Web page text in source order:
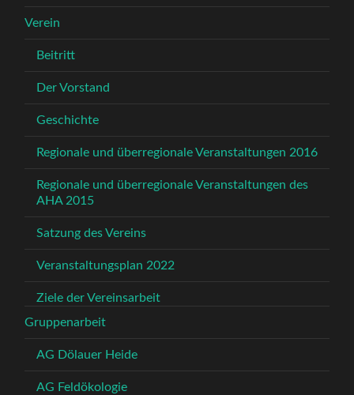
Verein
Beitritt
Der Vorstand
Geschichte
Regionale und überregionale Veranstaltungen 2016
Regionale und überregionale Veranstaltungen des
AHA 2015
Satzung des Vereins
Veranstaltungsplan 2022
Ziele der Vereinsarbeit
Gruppenarbeit
AG Dölauer Heide
AG Feldökologie